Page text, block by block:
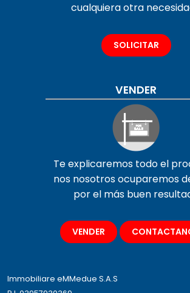
cualquiera otra
SOLICITAR
VENDER
Te explicaremos todo el
nos nosotros ocuparemos
por el más buen
VENDER
Immobiliare eMMedue S.A.S